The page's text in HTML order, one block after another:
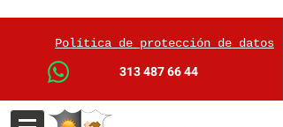
Política de protección de datos
313 487 66 44